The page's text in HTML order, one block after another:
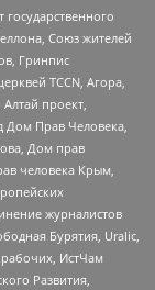
Союз жителей
Гринпис
TCCN, Агора,
проект,
Дом Прав Человека,
Дом прав
человека Крым,
журналистов
Бурятия, Uralic,
ИстЧам
Развития,